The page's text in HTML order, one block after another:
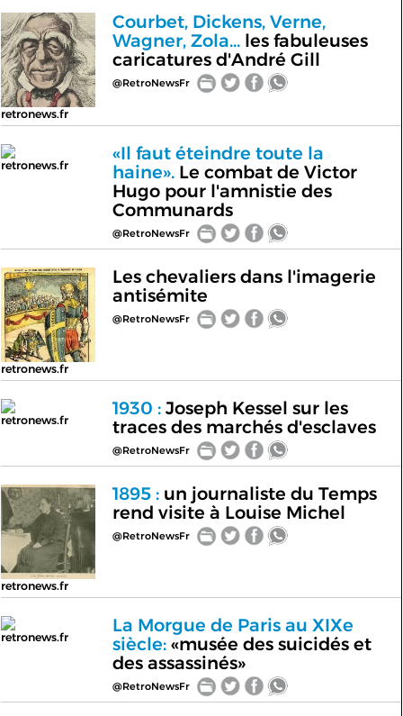
retronews.fr
Courbet, Dickens, Verne,
Wagner, Zola...les fabuleuses
caricatures d'André Gill
@RetroNewsFr
retronews.fr
«Il faut éteindre toute la
haine».Le combat de Victor
Hugo pour l'amnistie des
Communards
@RetroNewsFr
retronews.fr
Les chevaliers dans l'imagerie
antisémite
@RetroNewsFr
retronews.fr
1930 :Joseph Kessel sur les
traces des marchés d'esclaves
@RetroNewsFr
retronews.fr
1895 :un journaliste du Temps
rend visite à Louise Michel
@RetroNewsFr
retronews.fr
La Morgue de Paris au XIXe
siècle:«musée des suicidés et
des assassinés»
@RetroNewsFr